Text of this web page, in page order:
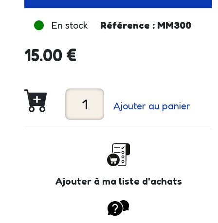
En stock Référence : MM300
15.00 €
Ajouter au panier
Ajouter à ma liste d'achats